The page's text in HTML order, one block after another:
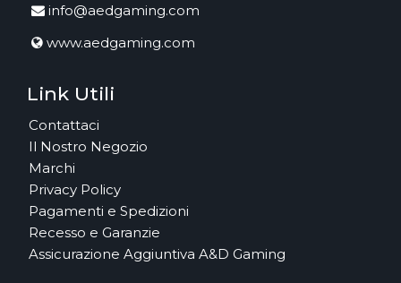
info@aedgaming.com
www.aedgaming.com
Link Utili
Contattaci
Il Nostro Negozio
Marchi
Privacy Policy
Pagamenti e Spedizioni
Recesso e Garanzie
Assicurazione Aggiuntiva A&D Gaming